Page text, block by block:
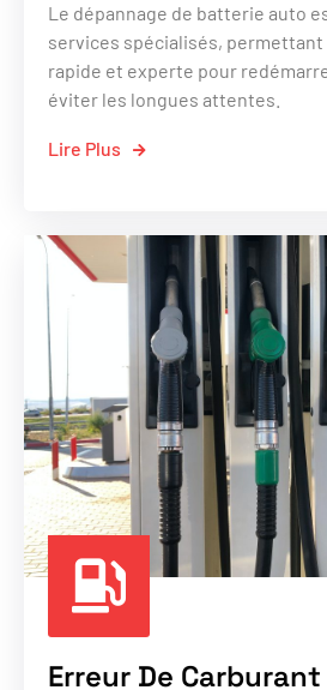
Le dépannage de batterie auto
services spécialisés,
rapide et experte pour
éviter les longues attentes.
Lire Plus
Erreur De Carburant